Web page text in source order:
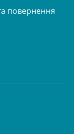
повернення